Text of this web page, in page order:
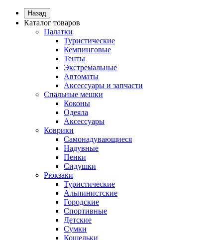
Назад
Каталог товаров
Палатки
Туристические
Кемпинговые
Тенты
Экстремальные
Автоматы
Аксессуары и запчасти
Спальные мешки
Коконы
Одеяла
Аксессуары
Коврики
Самонадувающиеся
Надувные
Пенки
Сидушки
Рюкзаки
Туристические
Альпинистские
Городские
Спортивные
Детские
Сумки
Кошельки